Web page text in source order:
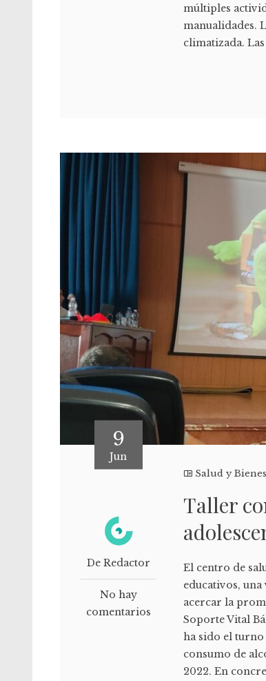
múltiples
manualidades.
climatizada.
9
Jun
De Redactor
No hay
comentarios
Salud y
Taller
El centro de
educativos,
acercar la
Soporte Vital
ha sido el
consumo de
2022. En